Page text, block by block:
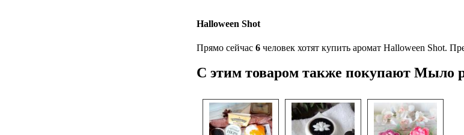
Halloween Shot
Прямо сейчас 6 человек хотят купить аромат Halloween Shot.
С этим товаром также покупают Мыло